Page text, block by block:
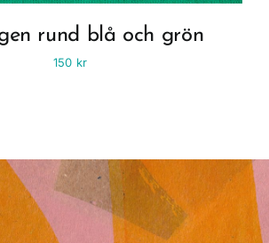
rund blå och grön
150 kr